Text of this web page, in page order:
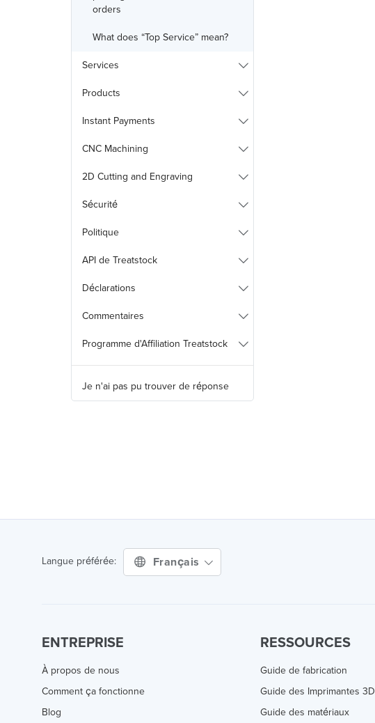
orders
What does “Top Service” mean?
Services
Products
Instant Payments
CNC Machining
2D Cutting and Engraving
Sécurité
Politique
API de Treatstock
Déclarations
Commentaires
Programme d'Affiliation Treatstock
Je n'ai pas pu trouver de réponse
Langue préférée: Français
ENTREPRISE
À propos de nous
Comment ça fonctionne
Blog
RESSOURCES
Guide de fabrication
Guide des Imprimantes 3D
Guide des matériaux